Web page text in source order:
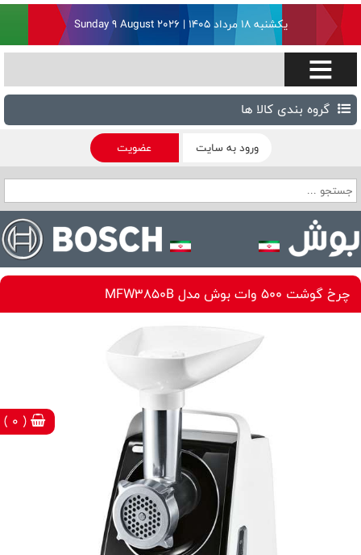
( 0 )
یکشنبه ۱۸ مرداد ۱۴۰۵ | Sunday 9 August 2026
گروه بندی کالا ها
ورود به سایت عضویت
چرخ گوشت 500 وات بوش مدل MFW3850B